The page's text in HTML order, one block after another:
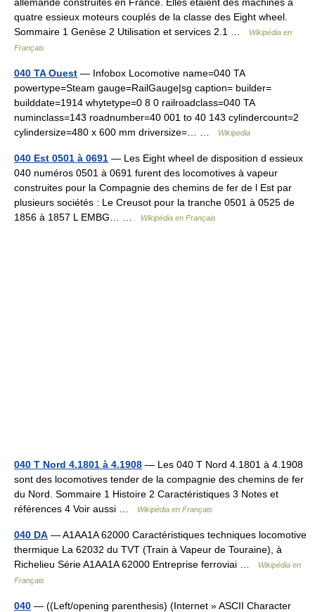
quatre essieux moteurs couplés de la classe des Eight wheel.
Sommaire 1 Genèse 2 Utilisation et services 2.1 …
Wikipédia en
Français
040 TA Ouest — Infobox Locomotive name=040 TA
powertype=Steam gauge=RailGauge|sg caption= builder=
builddate=1914 whytetype=0 8 0 railroadclass=040 TA
numinclass=143 roadnumber=40 001 to 40 143 cylindercount=2
cylindersize=480 x 600 mm driversize=… …
Wikipedia
040 Est 0501 à 0691 — Les Eight wheel de disposition d essieux
040 numéros 0501 à 0691 furent des locomotives à vapeur
construites pour la Compagnie des chemins de fer de l Est par
plusieurs sociétés : Le Creusot pour la tranche 0501 à 0525 de
1856 à 1857 L EMBG… …
Wikipédia en Français
040 T Nord 4.1801 à 4.1908 — Les 040 T Nord 4.1801 à 4.1908
sont des locomotives tender de la compagnie des chemins de fer
du Nord. Sommaire 1 Histoire 2 Caractéristiques 3 Notes et
références 4 Voir aussi …
Wikipédia en Français
040 DA — A1AA1A 62000 Caractéristiques techniques locomotive
thermique La 62032 du TVT (Train à Vapeur de Touraine), à
Richelieu Série A1AA1A 62000 Entreprise ferroviai …
Wikipédia en
Français
040 — ((Left/opening parenthesis) (Internet » ASCII Character